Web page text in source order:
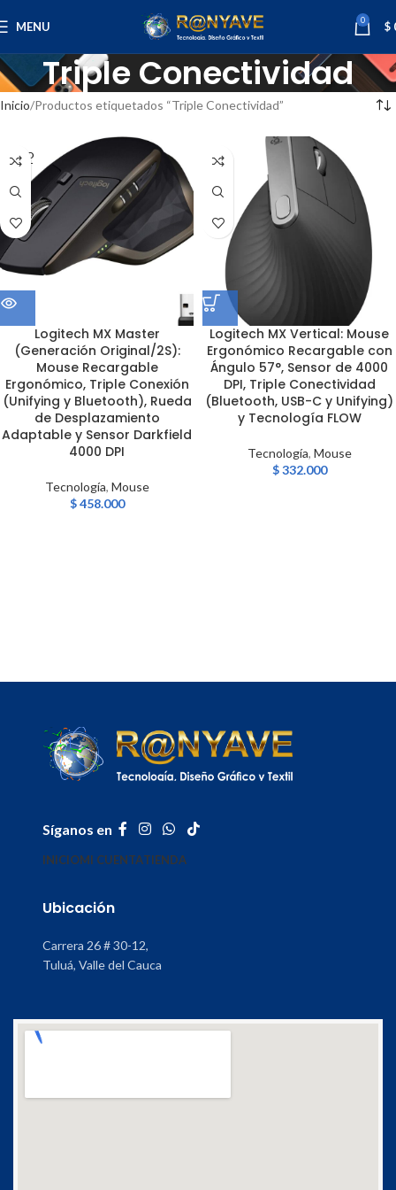
MENU 0 $
Triple Conectividad
Inicio Productos etiquetados “Triple Conectividad”
SOLD
OUT
Logitech MX Master
(Generación Original/2S):
Mouse Recargable
Ergonómico, Triple Conexión
(Unifying y Bluetooth), Rueda
de Desplazamiento
Adaptable y Sensor Darkfield
4000 DPI
Tecnología, Mouse
$458.000
Logitech MX Vertical: Mouse
Ergonómico Recargable con
Ángulo 57°, Sensor de 4000
DPI, Triple Conectividad
(Bluetooth, USB-C y Unifying)
y Tecnología FLOW
Tecnología, Mouse
$332.000
Síganos en
INICIOMI CUENTATIENDA
Ubicación
Carrera 26 # 30-12,
Tuluá, Valle del Cauca